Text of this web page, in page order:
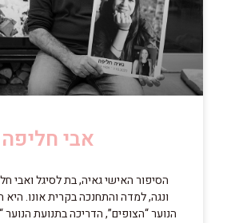
אבי חליפה
הסיפור האישי גאיה, בת לסיגל ואבי
ונגה, למדה והתחנכה בקרית אונו.
הנוער “הצופים”, הדריכה בתנועת הנוער